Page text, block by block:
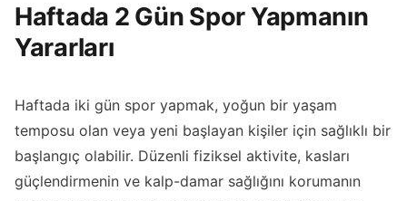
Haftada 2 Gün Spor Yapmanın
Yararları
Haftada iki gün spor yapmak, yoğun bir yaşam
temposu olan veya yeni başlayan kişiler için sağlıklı bir
başlangıç olabilir. Düzenli fiziksel aktivite, kasları
güçlendirmenin ve kalp-damar sağlığını korumanın